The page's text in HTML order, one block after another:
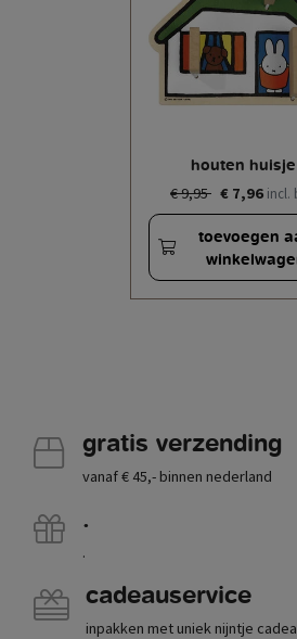
houten huisje
€ 9,95 € 7,96 incl.
toevoegen
gratis verzending
vanaf € 45,- binnen nederland
.
.
cadeauservice
inpakken met uniek nijntje